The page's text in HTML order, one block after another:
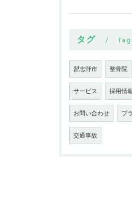
タグ
習志野市 整骨院
サービス 採用情
お問い合わせ プ
交通事故